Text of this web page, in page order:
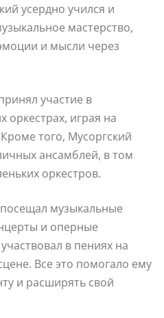
усердно учился и
мастерство,
и мысли через
участие в
оркестрах, играя на
того, Мусоргский
ансамблей, в том
оркестров.
музыкальные
и оперные
в пениях на
Все это помогало ему
и расширять свой